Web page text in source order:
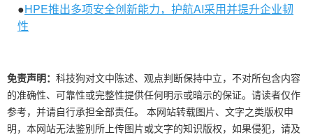
●HPE推出多项安全创新能力，护航AI采用并提升企业韧
性
免责声明： 科技狗对文中陈述、观点判断保持中立，不对所包含内容
的准确性、可靠性或完整性提供任何明示或暗示的保证。请读者仅作
参考，并请自行承担全部责任。 本网站转载图片、文字之类版权申
明，本网站无法鉴别所上传图片或文字的知识版权，如果侵犯，请及